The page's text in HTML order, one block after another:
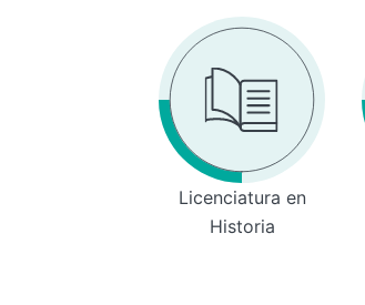
Licenciatura en
Historia